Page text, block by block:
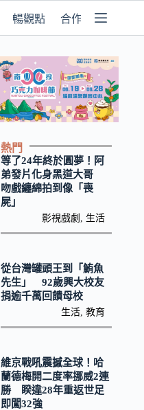
暢觀點 合作媒體
熱門
等了24年終於圓夢！阿
弟發片化身黑道大哥
吻戲纏綿拍到像「喪
屍」
影視戲劇 生活
從台灣罐頭王到「鮪魚
先生」 92歲興大校友
捐逾千萬回饋母校
生活 ,教育
維京戰吼震撼全球！哈
蘭德梅開二度率挪威2連
勝 睽違28年重返世足
即闖32強